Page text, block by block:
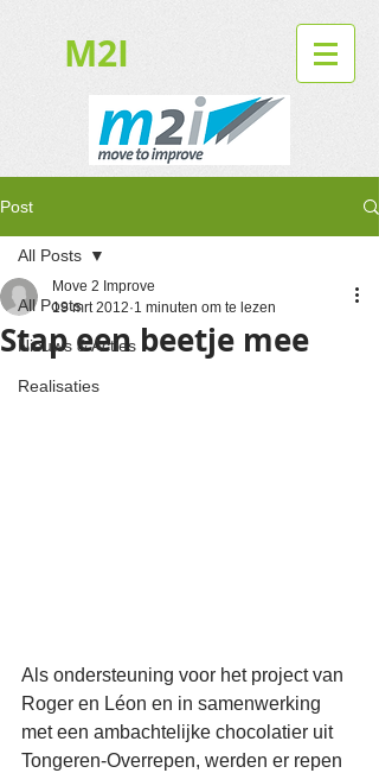
M2I
Post
All Posts
Nieuws & Acties
Realisaties
All Posts
Stap een beetje mee
Move 2 Improve
19 mrt 2012 1 minuten om te lezen
Als ondersteuning voor het project van
Roger en Léon en in samenwerking
met een ambachtelijke chocolatier uit
Tongeren-Overrepen, werden er repen